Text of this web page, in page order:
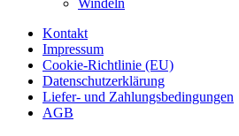
Kontakt
Impressum
Cookie-Richtlinie (EU)
Datenschutzerklärung
Liefer- und Zahlungsbedingungen
AGB